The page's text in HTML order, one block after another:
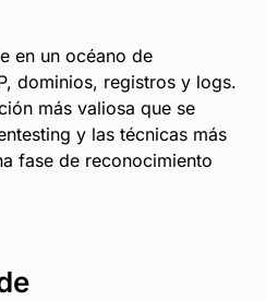
en un océano de
dominios, registros y logs.
más valiosa que se
y las técnicas más
fase de reconocimiento